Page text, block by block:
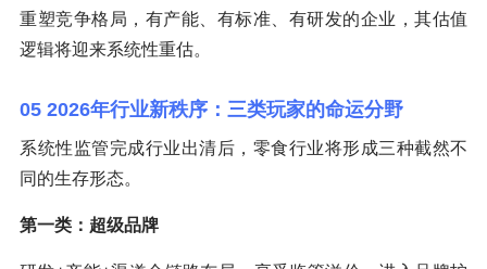
重塑竞争格局，有产能、有标准、有研发的企业，其估值
逻辑将迎来系统性重估。
05 2026年行业新秩序：三类玩家的命运分野
系统性监管完成行业出清后，零食行业将形成三种截然不
同的生存形态。
第一类：超级品牌